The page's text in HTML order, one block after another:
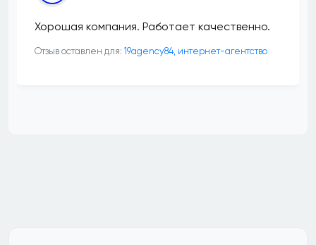
Хорошая компания. Работает качественно.
Отзыв оставлен для: 19agency84, интернет-агентство